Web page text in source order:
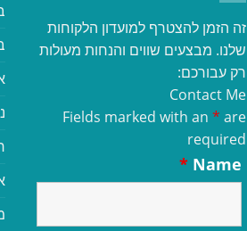
זה הזמן להצטרף למועדון הלקוחות
שלנו. מבצעים שווים והנחות מעולות
רק עבורכם:
Contact Me
Fields marked with an * are
required
Name
*